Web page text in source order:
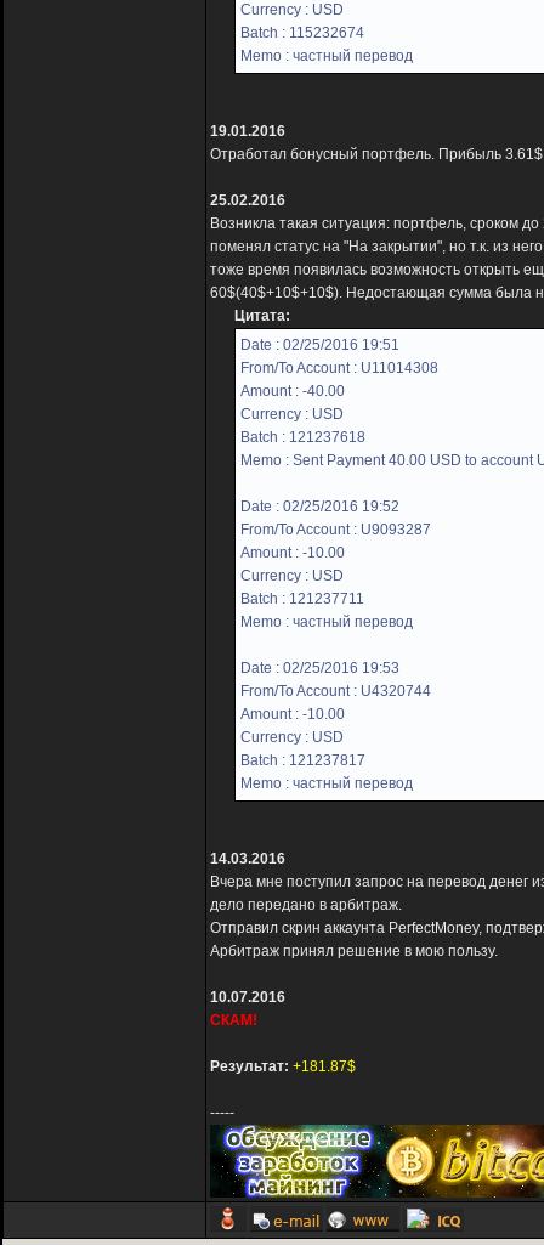
Currency : USD
Batch : 115232674
Memo : частный перевод
19.01.2016
Отработал бонусный портфель. Прибыль
25.02.2016
Возникла такая ситуация: портфель, сроком
поменял статус на "На закрытии", но т.к. из
тоже время появилась возможность открыть
60$(40$+10$+10$). Недостающая сумма была
Цитата:
Date : 02/25/2016 19:51
From/To Account : U11014308
Amount : -40.00
Currency : USD
Batch : 121237618
Memo : Sent Payment 40.00 USD to account
Date : 02/25/2016 19:52
From/To Account : U9093287
Amount : -10.00
Currency : USD
Batch : 121237711
Memo : частный перевод
Date : 02/25/2016 19:53
From/To Account : U4320744
Amount : -10.00
Currency : USD
Batch : 121237817
Memo : частный перевод
14.03.2016
Вчера мне поступил запрос на перевод денег
дело передано в арбитраж.
Отправил скрин аккаунта PerfectMoney,
Арбитраж принял решение в мою пользу.
10.07.2016
СКАМ!
Результат: +181.87$
-----